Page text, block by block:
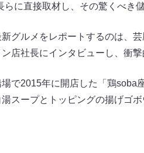
らに直接取材し、その驚くべき
グルメをレポートするのは、
店社長にインタビューし、衝撃
で2015年に開店した「鶏soba
スープとトッピングの揚げゴ